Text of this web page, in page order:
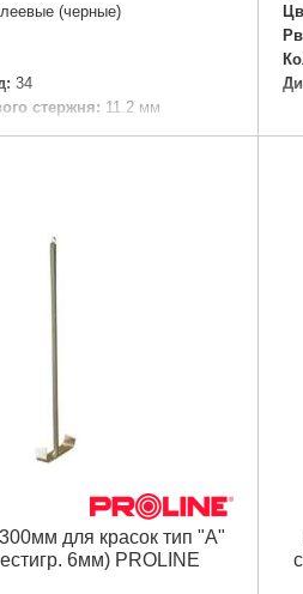
(черные)
34
стержня: 11.2 мм
для красок тип "А"
6мм) PROLINE